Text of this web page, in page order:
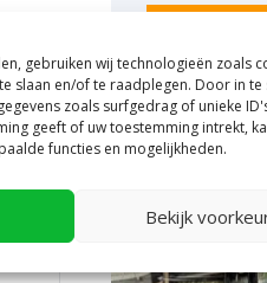
gebruiken wij technologieën zoals
slaan en/of te raadplegen. Door in te
zoals surfgedrag of unieke
geeft of uw toestemming intrekt,
functies en mogelijkheden.
Bekijk
je in
is het